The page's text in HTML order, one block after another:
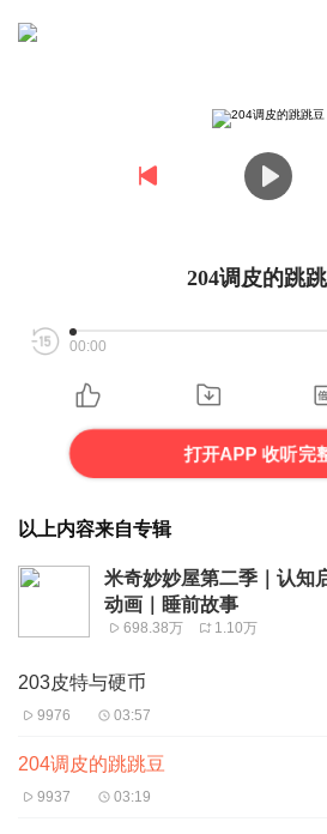
204调皮的跳
00:00
打开APP 收听完
以上内容来自专辑
米奇妙妙屋第二季｜认知
动画｜睡前故事
698.38万 1.10万
203皮特与硬币
9976 03:57
204调皮的跳跳豆
9937 03:19